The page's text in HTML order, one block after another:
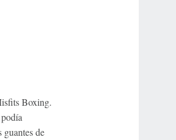
Boxing.
de